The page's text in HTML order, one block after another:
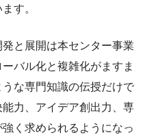
す。
と展開は本センター事業
バル化と複雑化がますま
な専門知識の伝授だけで
力、アイデア創出力、専
く求められるようになっ